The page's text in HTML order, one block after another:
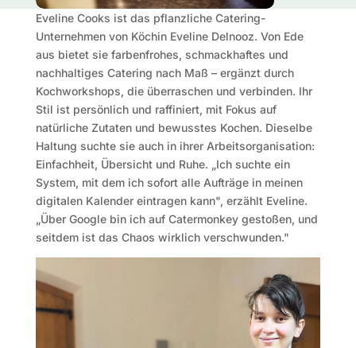
Eveline Cooks ist das pflanzliche Catering-
Unternehmen von Köchin Eveline Delnooz. Von Ede
aus bietet sie farbenfrohes, schmackhaftes und
nachhaltiges Catering nach Maß – ergänzt durch
Kochworkshops, die überraschen und verbinden. Ihr
Stil ist persönlich und raffiniert, mit Fokus auf
natürliche Zutaten und bewusstes Kochen. Dieselbe
Haltung suchte sie auch in ihrer Arbeitsorganisation:
Einfachheit, Übersicht und Ruhe. „Ich suchte ein
System, mit dem ich sofort alle Aufträge in meinen
digitalen Kalender eintragen kann", erzählt Eveline.
„Über Google bin ich auf Catermonkey gestoßen, und
seitdem ist das Chaos wirklich verschwunden."